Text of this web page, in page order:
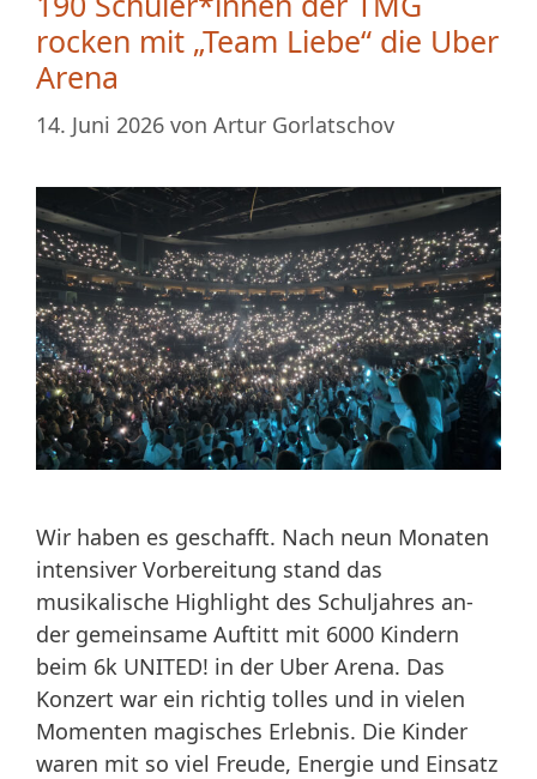
rocken mit „Team Liebe“ die Uber
Arena
14. Juni 2026 von Artur Gorlatschov
Wir haben es geschafft. Nach neun Monaten
intensiver Vorbereitung stand das
musikalische Highlight des Schuljahres an-
der gemeinsame Auftitt mit 6000 Kindern
beim 6k UNITED! in der Uber Arena. Das
Konzert war ein richtig tolles und in vielen
Momenten magisches Erlebnis. Die Kinder
waren mit so viel Freude, Energie und Einsatz